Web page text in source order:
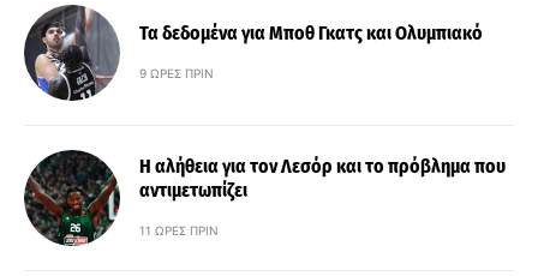
Τα δεδομένα για Μποθ Γκατς και Ολυμπιακό
9 ΏΡΕΣ ΠΡΙΝ
Η αλήθεια για τον Λεσόρ και το πρόβλημα που
αντιμετωπίζει
11 ΏΡΕΣ ΠΡΙΝ